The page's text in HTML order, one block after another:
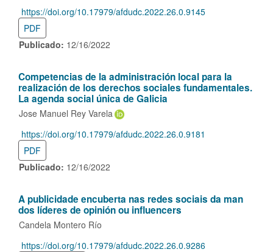
https://doi.org/10.17979/afdudc.2022.26.0.9145
PDF
Publicado: 12/16/2022
Competencias de la administración local para la
realización de los derechos sociales fundamentales.
La agenda social única de Galicia
Jose Manuel Rey Varela
https://doi.org/10.17979/afdudc.2022.26.0.9181
PDF
Publicado: 12/16/2022
A publicidade encuberta nas redes sociais da man
dos líderes de opinión ou influencers
Candela Montero Río
https://doi.org/10.17979/afdudc.2022.26.0.9286